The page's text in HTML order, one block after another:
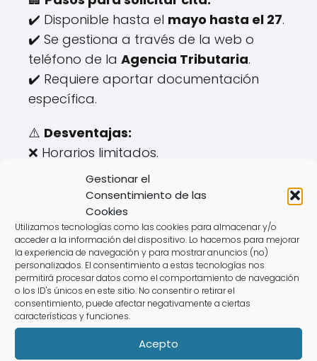
Gestionar el
Consentimiento de las
Cookies
Utilizamos tecnologías como las cookies para almacenar y/o
acceder a la información del dispositivo. Lo hacemos para mejorar
la experiencia de navegación y para mostrar anuncios (no)
personalizados. El consentimiento a estas tecnologías nos
permitirá procesar datos como el comportamiento de navegación
o los ID's únicos en este sitio. No consentir o retirar el
consentimiento, puede afectar negativamente a ciertas
características y funciones.
Acepto
✔️ Disponible hasta el mayo hasta el 27.
✔️ Se gestiona a través de la web o
teléfono de la Agencia Tributaria.
✔️ Requiere aportar documentación
específica.
⚠️ Desventajas:
❌ Horarios limitados.
❌ Tiempo de espera elevado.
AsesoraTech
presentar tu declaración de la renta
sin salir detu residencia.
🧐 Problemas Comunes
en la Declaración de la